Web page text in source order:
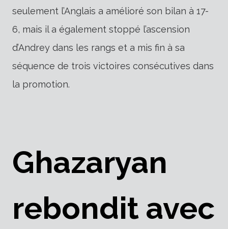
seulement l’Anglais a amélioré son bilan à 17-
6, mais il a également stoppé l’ascension
d’Andrey dans les rangs et a mis fin à sa
séquence de trois victoires consécutives dans
la promotion.
Ghazaryan
rebondit avec